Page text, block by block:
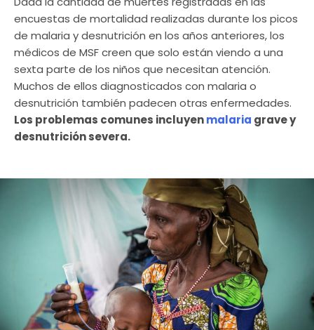
encuestas de mortalidad realizadas durante los picos
de malaria y desnutrición en los años anteriores, los
médicos de MSF creen que solo están viendo a una
sexta parte de los niños que necesitan atención.
Muchos de ellos diagnosticados con malaria o
desnutrición también padecen otras enfermedades.
Los problemas comunes incluyenmalaria grave y
desnutrición severa.